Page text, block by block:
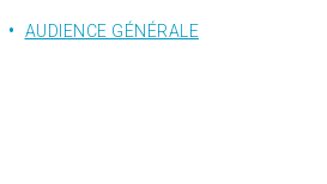
AUDIENCE GÉNÉRALE